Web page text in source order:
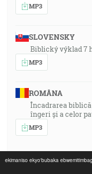
ekimaniso ekyo'bubaka
MP3
SLOVENSKY
Biblický výklad 7
MP3
ROMÂNA
Încadrarea
îngeri și a celor
MP3